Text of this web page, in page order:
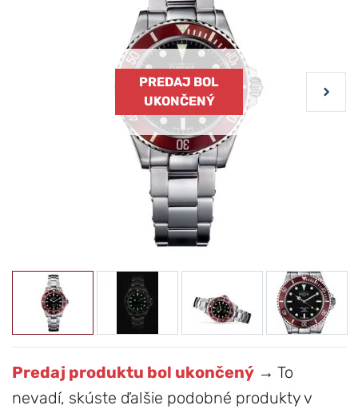
PREDAJ BOL
UKONČENÝ
Predaj produktu bol ukončený → To
nevadí, skúste ďalšie podobné produkty v